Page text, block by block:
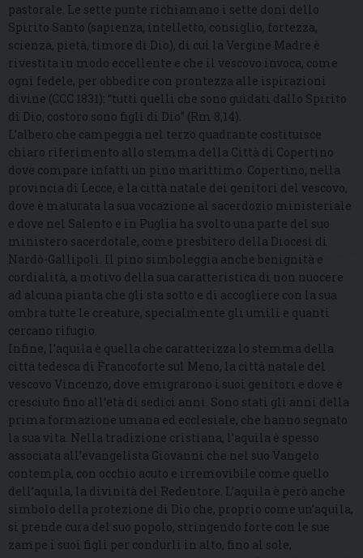
pastorale. Le sette punte richiamano i sette doni dello
Spirito Santo (sapienza, intelletto, consiglio, fortezza,
scienza, pietà, timore di Dio), di cui la Vergine Madre è
rivestita in modo eccellente e che il vescovo invoca, come
ogni fedele, per obbedire con prontezza alle ispirazioni
divine (CCC 1831): “tutti quelli che sono guidati dallo Spirito
di Dio, costoro sono figli di Dio” (Rm 8,14).
L’albero che campeggia nel terzo quadrante costituisce
chiaro riferimento allo stemma della Città di Copertino
dove compare infatti un pino marittimo. Copertino, nella
provincia di Lecce, è la città natale dei genitori del vescovo,
dove è maturata la sua vocazione al sacerdozio ministeriale
e dove nel Salento e in Puglia ha svolto una parte del suo
ministero sacerdotale, come presbitero della Diocesi di
Nardò-Gallipoli. Il pino simboleggia anche benignità e
cordialità, a motivo della sua caratteristica di non nuocere
ad alcuna pianta che gli sta sotto e di accogliere con la sua
ombra tutte le creature, specialmente gli umili e quanti
cercano rifugio.
Infine, l’aquila è quella che caratterizza lo stemma della
città tedesca di Francoforte sul Meno, la città natale del
vescovo Vincenzo, dove emigrarono i suoi genitori e dove è
cresciuto fino all’età di sedici anni. Sono stati gli anni della
prima formazione umana ed ecclesiale, che hanno segnato
la sua vita. Nella tradizione cristiana, l’aquila è spesso
associata all’evangelista Giovanni che nel suo Vangelo
contempla, con occhio acuto e irremovibile come quello
dell’aquila, la divinità del Redentore. L’aquila è però anche
simbolo della protezione di Dio che, proprio come un’aquila,
si prende cura del suo popolo, stringendo forte con le sue
zampe i suoi figli per condurli in alto, fino al sole,